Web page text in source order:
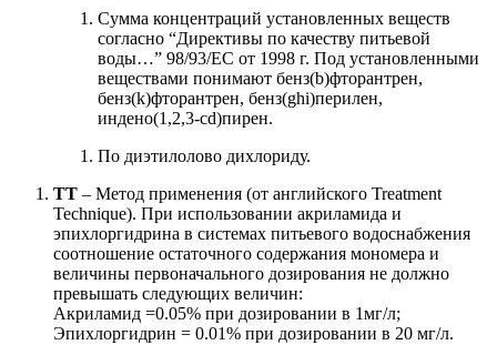
Сумма концентраций установленных веществ
согласно “Директивы по качеству питьевой
воды…” 98/93/EC от 1998 г. Под установленными
веществами понимают бенз(b)фторантрен,
бенз(k)фторантрен, бенз(ghi)перилен,
индено(1,2,3-cd)пирен.
По диэтилолово дихлориду.
TT – Метод применения (от английского Treatment
Technique). При использовании акриламида и
эпихлоргидрина в системах питьевого водоснабжения
соотношение остаточного содержания мономера и
величины первоначального дозирования не должно
превышать следующих величин:
Акриламид =0.05% при дозировании в 1мг/л;
Эпихлоргидрин = 0.01% при дозировании в 20 мг/л.